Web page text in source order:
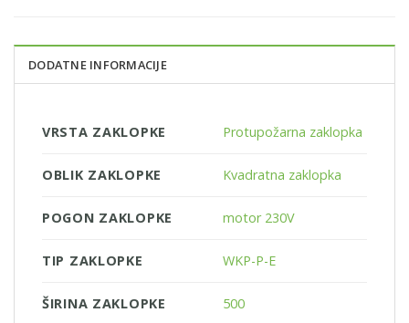
DODATNE INFORMACIJE
VRSTA ZAKLOPKE Protupožarna zaklopka
OBLIK ZAKLOPKE Kvadratna zaklopka
POGON ZAKLOPKE motor 230V
TIP ZAKLOPKE WKP-P-E
ŠIRINA ZAKLOPKE 500